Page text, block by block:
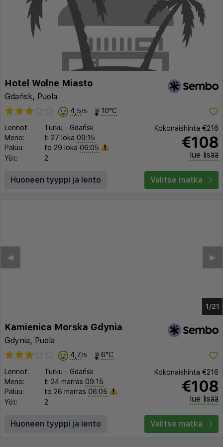
Hotel Wolne Miasto
Gdańsk, Puola
4,5/5 10°C
Lennot: Turku - Gdańsk
Meno:
ti 27 loka 09:15
Paluu:
to 29 loka 06:05
Yöt:
2
Kokonaishinta €216
€108
lue lisää
Huoneen tyyppi ja lento Valitse matka
1/16
▶︎
◀︎
Kamienica Morska Gdynia
Gdynia, Puola
4,7/5 6°C
Lennot: Turku - Gdańsk
Meno:
ti 24 marras 09:15
Paluu:
to 26 marras 06:05
Yöt:
2
Kokonaishinta €216
€108
lue lisää
Huoneen tyyppi ja lento Valitse matka